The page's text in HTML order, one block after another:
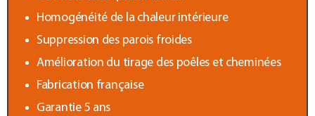
Homogénéité de la chaleur intérieure
Suppression des parois froides
Amélioration du tirage des poêles et cheminées
Fabrication française
Garantie 5 ans